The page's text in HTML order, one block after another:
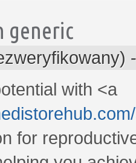
generic
with <a
for